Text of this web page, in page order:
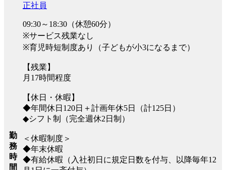
勤
務
時
間
正社員
09:30～18:30（休憩60分）
※サービス残業なし
※育児時短制度あり（子どもが小3になるまで）
【残業】
月17時間程度
【休日・休暇】
◆年間休日120日＋計画年休5日（計125日）
◆シフト制（完全週休2日制）
＜休暇制度＞
◆年末休暇
◆有給休暇（入社初日に規定日数を付与、以降毎年12